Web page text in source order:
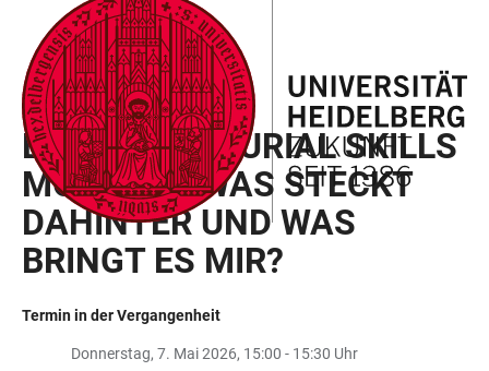
LINKS
ZUR
BARRIEREFREIHEIT
ZUM
HAUPTINHALT
HAUPTNAVIGATION
ÖFFNEN
WEBSEITENSUCHE
ÖFFNEN
INFOSESSION
ENTREPRENEURIAL SKILLS
MODULE – WAS STECKT
DAHINTER UND WAS
BRINGT ES MIR?
Termin in der Vergangenheit
Donnerstag, 7. Mai 2026, 15:00 - 15:30 Uhr